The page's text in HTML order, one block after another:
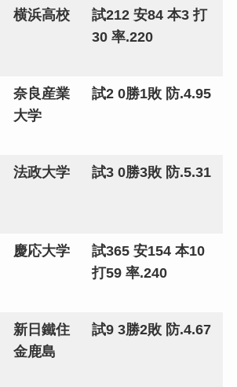
横浜高校
試212 安84 本3 打
30 率.220
奈良産業
大学
試2 0勝1敗 防.4.95
法政大学 試3 0勝3敗 防.5.31
慶応大学
試365 安154 本10
打59 率.240
新日鐵住
金鹿島
試9 3勝2敗 防.4.67